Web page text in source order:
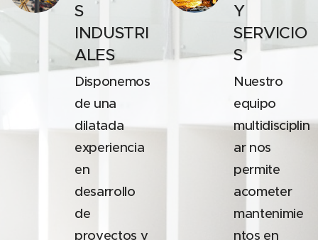
S
INDUSTRI
ALES
Disponemos
de una
dilatada
experiencia
en
desarrollo
de
proyectos y
Y
SERVICIO
S
Nuestro
equipo
multidisciplin
ar nos
permite
acometer
mantenimie
ntos en